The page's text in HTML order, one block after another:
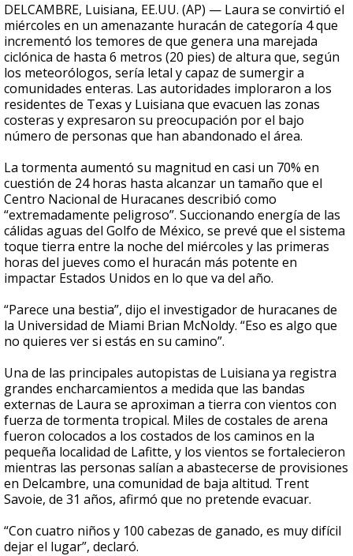
DELCAMBRE, Luisiana, EE.UU. (AP) — Laura se convirtió el
miércoles en un amenazante huracán de categoría 4 que
incrementó los temores de que genera una marejada
ciclónica de hasta 6 metros (20 pies) de altura que, según
los meteorólogos, sería letal y capaz de sumergir a
comunidades enteras. Las autoridades imploraron a los
residentes de Texas y Luisiana que evacuen las zonas
costeras y expresaron su preocupación por el bajo
número de personas que han abandonado el área.
La tormenta aumentó su magnitud en casi un 70% en
cuestión de 24 horas hasta alcanzar un tamaño que el
Centro Nacional de Huracanes describió como
“extremadamente peligroso”. Succionando energía de las
cálidas aguas del Golfo de México, se prevé que el sistema
toque tierra entre la noche del miércoles y las primeras
horas del jueves como el huracán más potente en
impactar Estados Unidos en lo que va del año.
“Parece una bestia”, dijo el investigador de huracanes de
la Universidad de Miami Brian McNoldy. “Eso es algo que
no quieres ver si estás en su camino”.
Una de las principales autopistas de Luisiana ya registra
grandes encharcamientos a medida que las bandas
externas de Laura se aproximan a tierra con vientos con
fuerza de tormenta tropical. Miles de costales de arena
fueron colocados a los costados de los caminos en la
pequeña localidad de Lafitte, y los vientos se fortalecieron
mientras las personas salían a abastecerse de provisiones
en Delcambre, una comunidad de baja altitud. Trent
Savoie, de 31 años, afirmó que no pretende evacuar.
“Con cuatro niños y 100 cabezas de ganado, es muy difícil
dejar el lugar”, declaró.